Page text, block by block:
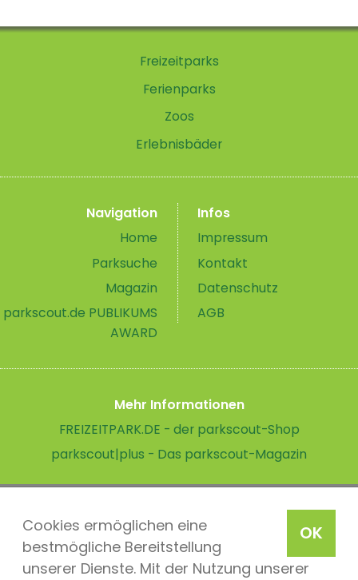
OK
Cookies ermöglichen eine
bestmögliche Bereitstellung
unserer Dienste. Mit der Nutzung unserer
Freizeitparks
Ferienparks
Zoos
Erlebnisbäder
Navigation
Home
Parksuche
Magazin
parkscout.de PUBLIKUMS
AWARD
Infos
Impressum
Kontakt
Datenschutz
AGB
Mehr Informationen
FREIZEITPARK.DE - der parkscout-Shop
parkscout|plus - Das parkscout-Magazin